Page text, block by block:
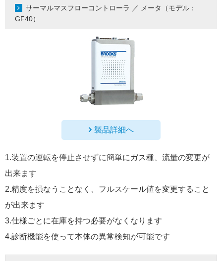
サーマルマスフローコントローラ ／ メータ（モデル：
GF40）
製品詳細へ
1.装置の運転を停止させずに簡単にガス種、流量の変更が
出来ます
2.精度を損なうことなく、フルスケール値を変更すること
が出来ます
3.仕様ごとに在庫を持つ必要がなくなります
4.診断機能を使って本体の異常検知が可能です